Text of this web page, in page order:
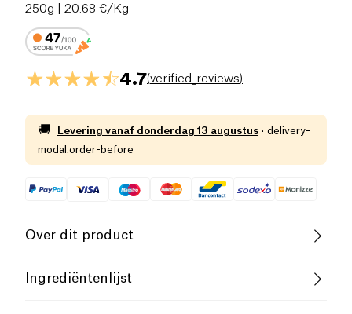
250g | 20.68 €/Kg
4.7(verified_reviews)
🚚 Levering vanaf donderdag 13 augustus · delivery-
modal.order-before
Over dit product
Vegan Glutenvrij (ingrediënten)
Ingrediëntenlijst